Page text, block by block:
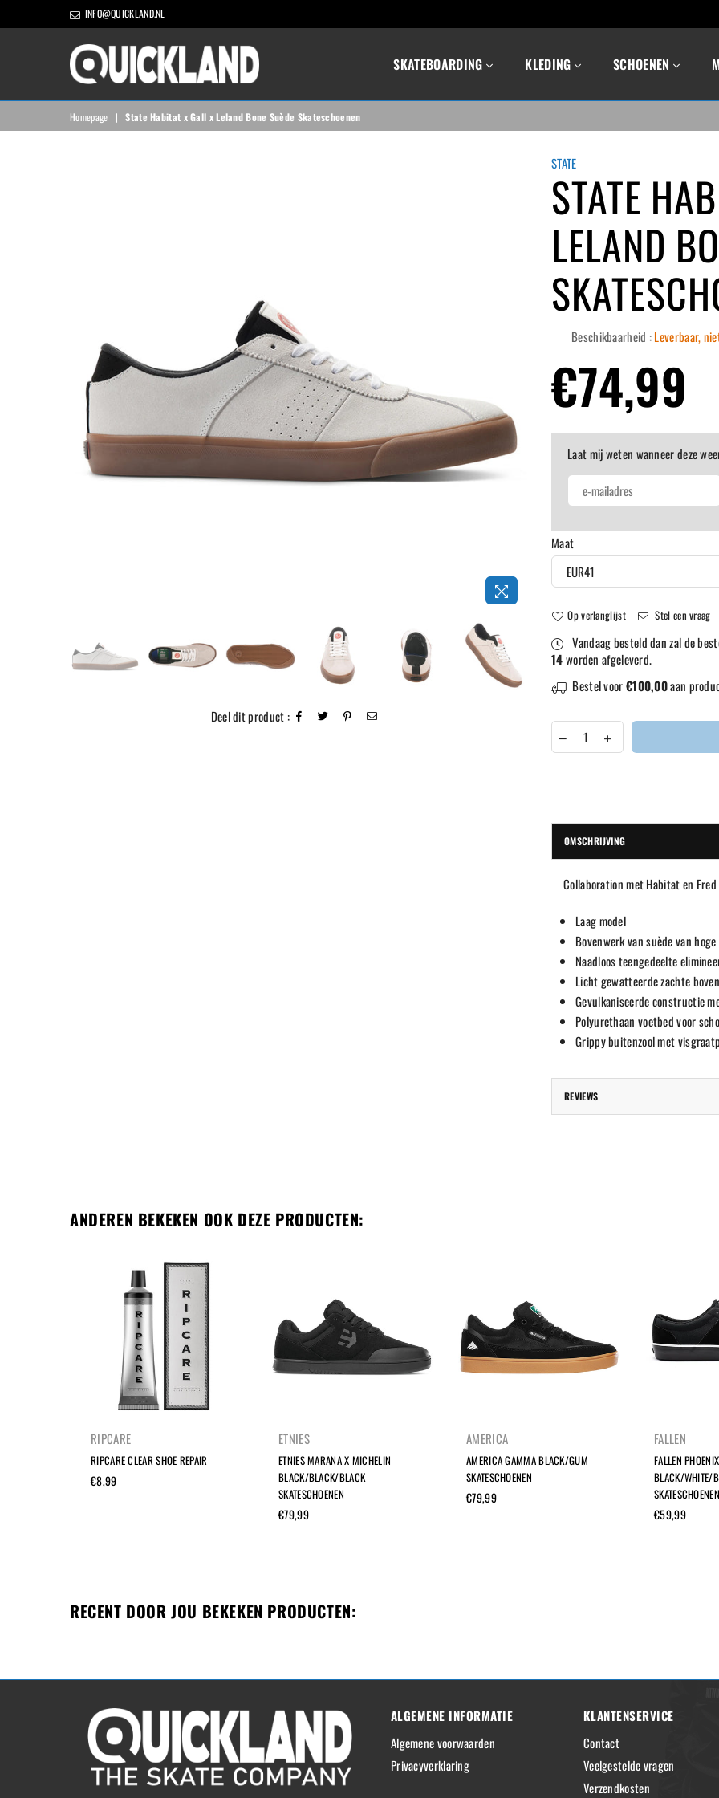
INFO@QUICKLAND.NL
QUICKLAND
SKATEBOARDING KLEDING SCHOENEN
Homepage | State Habitat x Gall x Leland Bone Suède Skateschoenen
Deel dit product :
STATE
STATE
LELAND
Beschikbaarheid :Leverbaar,
Normale
prijs
€74,99
Laat mij weten wanneer deze
Maat
Op verlanglijst Stel een vraag
Vandaag besteld dan zal de
14worden afgeleverd.
Bestel voor€100,00aan
OMSCHRIJVING
Collaboration met Habitat en Fred
Laag model
Bovenwerk van suède van
Naadloos teengedeelte
Licht gewatteerde zachte
Gevulkaniseerde constructie
Polyurethaan voetbed voor
Grippy buitenzool met
REVIEWS
ANDEREN BEKEKEN OOK DEZE PRODUCTEN:
RIPCARE
RIPCARE CLEAR SHOE REPAIR
Normale
€8,99
ETNIES
ETNIES MARANA X MICHELIN
BLACK/BLACK/BLACK
SKATESCHOENEN
Normale
€79,99
AMERICA
AMERICA GAMMA BLACK/GUM
SKATESCHOENEN
Normale
€79,99
FALLEN
FALLEN PHOENIX
BLACK/WHITE/
SKATESCHOENEN
Normale
€59,99
RECENT DOOR JOU BEKEKEN PRODUCTEN:
ALGEMENE INFORMATIE
Algemene voorwaarden
Privacyverklaring
KLANTENSERVICE
Contact
Veelgestelde vragen
Verzendkosten